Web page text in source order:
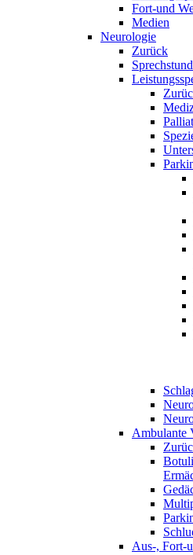
Fort-und
Medien
Neurologie
Zurück
Ambulante
Aus-, Fort-